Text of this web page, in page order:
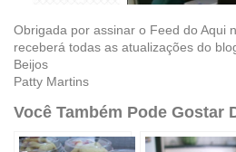
Obrigada por assinar o Feed do Aqui
receberá todas as atualizações do
Beijos
Patty Martins
Você Também Pode Gostar